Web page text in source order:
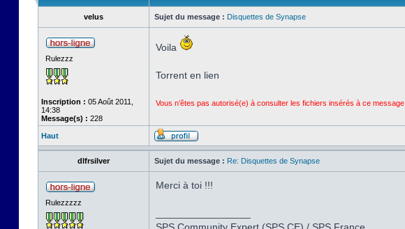
velus Sujet du message : Disquettes de Synapse
Rulezzz
Inscription : 05 Août 2011,
14:38
Message(s) : 228
Voila
Torrent en lien
Vous n’êtes pas autorisé(e) à consulter les fichiers insérés à ce message.
Haut
dlfrsilver Sujet du message : Re: Disquettes de Synapse
Rulezzzzz
Merci à toi !!!